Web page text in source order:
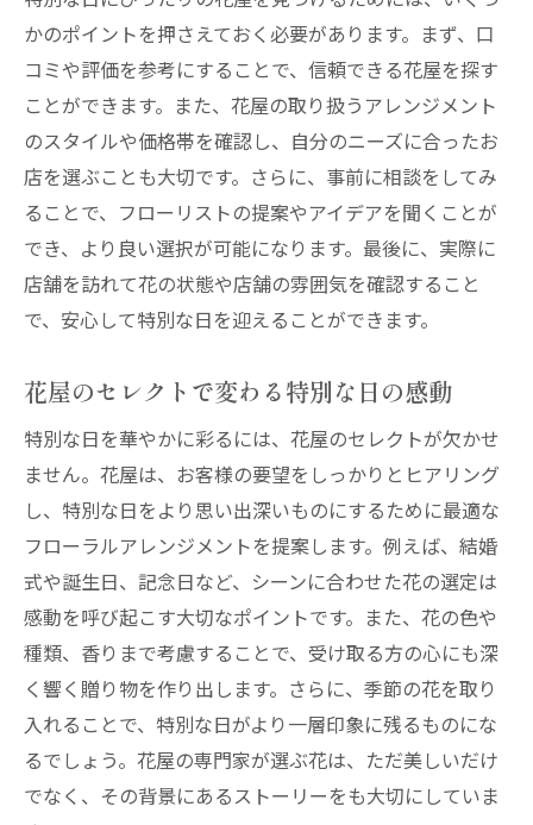
かのポイントを押さえておく必要があります。まず、口
コミや評価を参考にすることで、信頼できる花屋を探す
ことができます。また、花屋の取り扱うアレンジメント
のスタイルや価格帯を確認し、自分のニーズに合ったお
店を選ぶことも大切です。さらに、事前に相談をしてみ
ることで、フローリストの提案やアイデアを聞くことが
でき、より良い選択が可能になります。最後に、実際に
店舗を訪れて花の状態や店舗の雰囲気を確認すること
で、安心して特別な日を迎えることができます。
花屋のセレクトで変わる特別な日の感動
特別な日を華やかに彩るには、花屋のセレクトが欠かせ
ません。花屋は、お客様の要望をしっかりとヒアリング
し、特別な日をより思い出深いものにするために最適な
フローラルアレンジメントを提案します。例えば、結婚
式や誕生日、記念日など、シーンに合わせた花の選定は
感動を呼び起こす大切なポイントです。また、花の色や
種類、香りまで考慮することで、受け取る方の心にも深
く響く贈り物を作り出します。さらに、季節の花を取り
入れることで、特別な日がより一層印象に残るものにな
るでしょう。花屋の専門家が選ぶ花は、ただ美しいだけ
でなく、その背景にあるストーリーをも大切にしていま